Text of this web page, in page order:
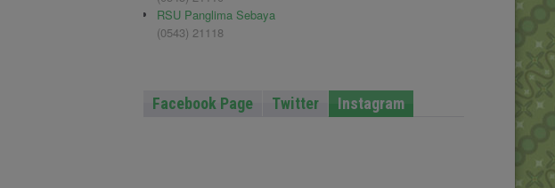
RSU Panglima Sebaya
(0543) 21118
Facebook Page Twitter Instagram